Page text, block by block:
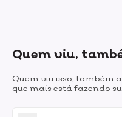
Quem viu,
Quem viu isso, também
que mais está fazendo